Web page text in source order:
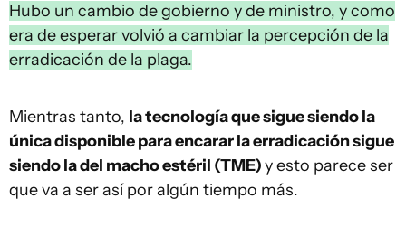
Hubo un cambio de gobierno y de ministro, y como
era de esperar volvió a cambiar la percepción de la
erradicación de la plaga.
Mientras tanto, la tecnología que sigue siendo la
única disponible para encarar la erradicación sigue
siendo la del macho estéril (TME)y esto parece ser
que va a ser así por algún tiempo más.